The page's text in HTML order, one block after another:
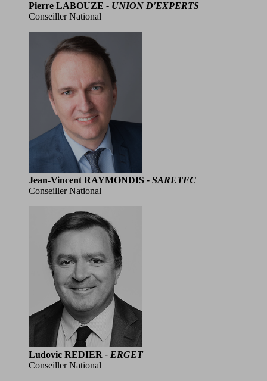
Pierre LABOUZE - UNION D'EXPERTS
Conseiller National
Jean-Vincent RAYMONDIS - SARETEC
Conseiller National
Ludovic REDIER - ERGET
Conseiller National